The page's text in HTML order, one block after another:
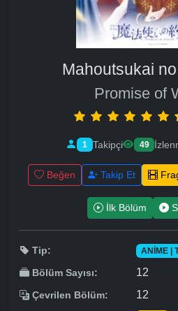
Mahoutsukai
Promise of
1 Takipçi 49
Beğen Takip Et
İlk Bölüm
Tip: ANIME |
Bölüm Sayısı: 12
Çevrilen Bölüm: 12